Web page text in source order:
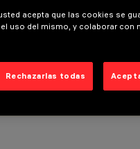
acepta que las cookies se
uso del mismo, y colaborar con
Rechazarlas todas